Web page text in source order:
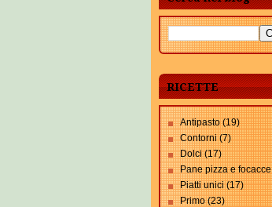
RICETTE
Antipasto (19)
Contorni (7)
Dolci (17)
Pane pizza e focacce
Piatti unici (17)
Primo (23)